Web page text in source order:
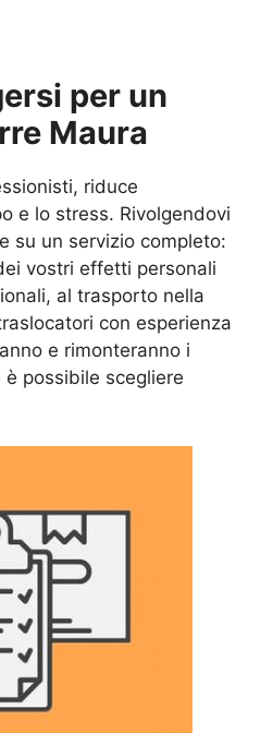
per un
Maura
riduce
e lo stress. Rivolgendovi
su un servizio completo:
vostri effetti personali
al trasporto nella
con esperienza
e rimonteranno i
possibile scegliere